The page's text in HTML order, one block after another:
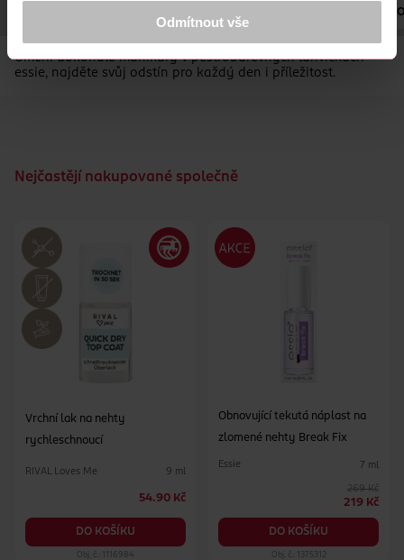
Děkujeme za pochopení. >více o cookies<
Odmítnout vše
NÁZEV VÝROBCE/
Umění dokonalé manikúry v pestrobarevných lahvičkách
essie, najděte svůj odstín pro každý den i příležitost.
Nejčastějí nakupované společně
Vrchní lak na nehty
rychleschnoucí
RIVAL Loves Me 9 ml
54.90 Kč
DO KOŠÍKU
Obj. č.: 1116984
Obnovující tekutá náplast na
zlomené nehty Break Fix
Essie 7 ml
269 Kč
219 Kč
DO KOŠÍKU
Obj. č.: 1375312